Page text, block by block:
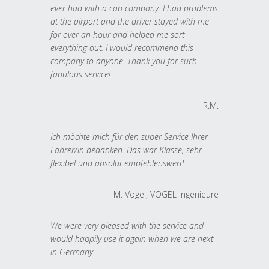
ever had with a cab company. I had problems
at the airport and the driver stayed with me
for over an hour and helped me sort
everything out. I would recommend this
company to anyone. Thank you for such
fabulous service!
R.M.
Ich möchte mich für den super Service Ihrer
Fahrer/in bedanken. Das war Klasse, sehr
flexibel und absolut empfehlenswert!
M. Vogel, VOGEL Ingenieure
We were very pleased with the service and
would happily use it again when we are next
in Germany.